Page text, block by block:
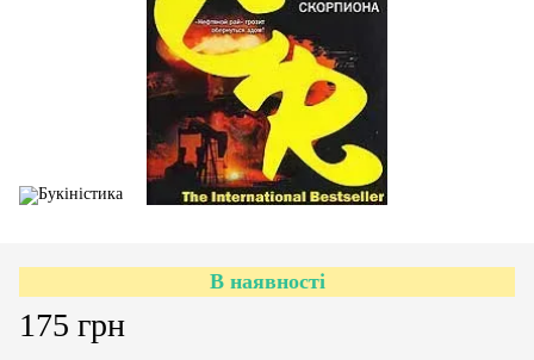
В наявності
175 грн